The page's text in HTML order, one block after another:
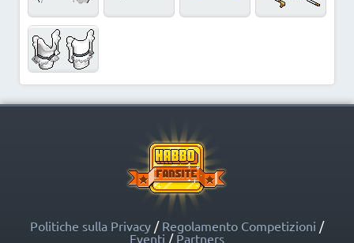
Politiche sulla Privacy / Regolamento Competizioni /
Eventi / Partners